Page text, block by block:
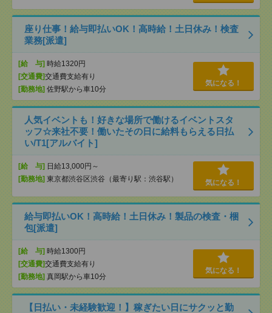
座り仕事！給与即払いOK！高時給！土日休み！検査
業務[派遣]
[給 与] 時給1320円
[交通費]交通費支給有り
[勤務地] 佐野駅から車10分
気になる！
人気イベントも！好きな場所で働けるイベントスタ
ッフ☆来社不要！働いたその日に給料もらえる日払
い/T1[アルバイト]
[給 与] 日給13,000円～
[勤務地] 東京都渋谷区渋谷（最寄り駅：渋谷駅） 気になる！
給与即払いOK！高時給！土日休み！製品の検査・梱
包[派遣]
[給 与] 時給1300円
[交通費]交通費支給有り
[勤務地] 真岡駅から車10分
気になる！
【日払い・未経験歓迎！】稼ぎたい日にサクッと勤